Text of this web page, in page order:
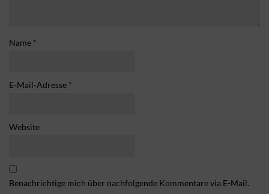
Name *
E-Mail-Adresse *
Website
Benachrichtige mich über nachfolgende Kommentare via E-Mail.